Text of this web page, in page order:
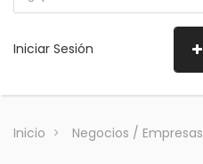
Iniciar Sesión
Inicio Negocios / Empresas